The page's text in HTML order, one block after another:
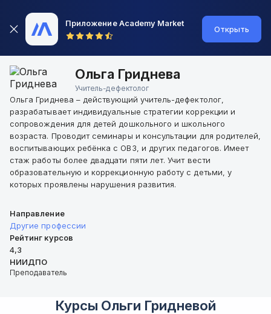
Приложение Academy Market
Открыть
Ольга Гриднева
Учитель-дефектолог
Ольга Гриднева – действующий учитель-дефектолог,
разрабатывает индивидуальные стратегии коррекции и
сопровождения для детей дошкольного и школьного
возраста. Проводит семинары и консультации для родителей,
воспитывающих ребёнка с ОВЗ, и других педагогов. Имеет
стаж работы более двадцати пяти лет. Учит вести
образовательную и коррекционную работу с детьми, у
которых проявлены нарушения развития.
Направление
Другие профессии
Рейтинг курсов
4,3
НИИДПО
Преподаватель
Курсы Ольги Гридневой